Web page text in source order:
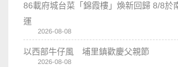
86載府城台菜「錦霞樓」煥新回歸 8/8於
運
2026-08-08
以西部牛仔風 埔里鎮歡慶父親節
2026-08-08